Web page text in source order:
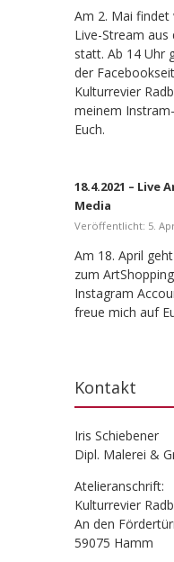
Am 2. Mai findet
Live-Stream aus
statt. Ab 14 Uhr
der
Kulturrevier
meinem
Euch.
18.4.2021 –
Media
Veröffentlicht: 5.
Am 18. April
zum
Instagram
freue mich auf
Kontakt
Iris Schiebener
Dipl. Malerei &
Atelieranschrift:
Kulturrevier
An den
59075 Hamm